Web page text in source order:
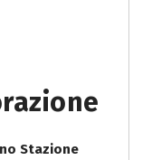
Stazione